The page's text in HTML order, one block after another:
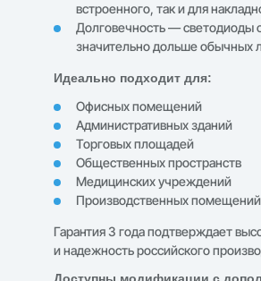
встроенного, так и для
Долговечность — светодиоды
значительно дольше обычных
Идеально подходит для:
Офисных помещений
Административных зданий
Торговых площадей
Общественных пространств
Медицинских учреждений
Производственных помещений
Гарантия 3 года подтверждает
и надежность российского